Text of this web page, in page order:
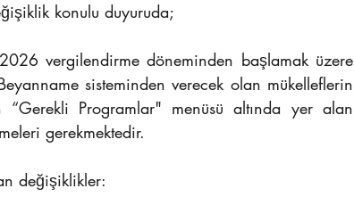
konulu duyuruda;
vergilendirme döneminden başlamak üzere
sisteminden verecek olan mükelleflerin
Programlar" menüsü altında yer alan
gerekmektedir.
değişiklikler: